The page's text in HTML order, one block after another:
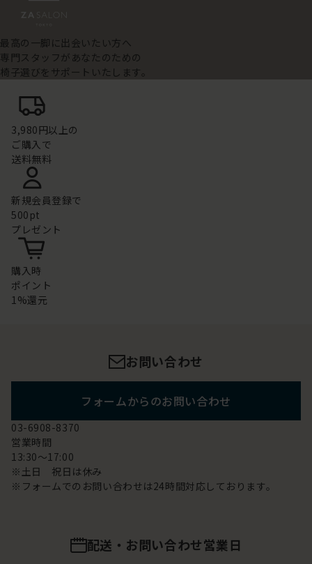
最高の一脚に出会いたい方へ
専門スタッフがあなたのための
椅子選びをサポートいたします。
3,980円以上の
ご購入で
送料無料
新規会員登録で
500pt
プレゼント
購入時
ポイント
1%還元
お問い合わせ
フォームからのお問い合わせ
03-6908-8370
営業時間
13:30～17:00
※土日 祝日は休み
※フォームでのお問い合わせは24時間対応しております。
配送・お問い合わせ営業日